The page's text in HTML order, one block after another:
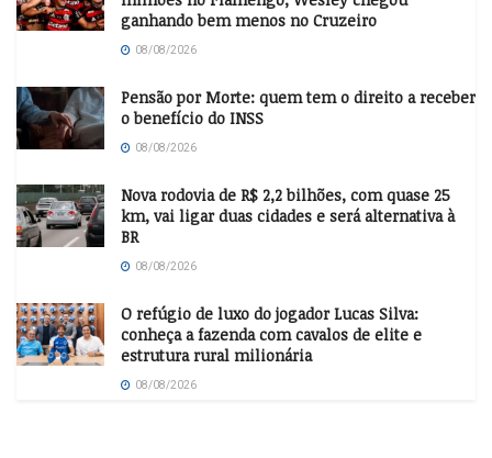
ganhando bem menos no Cruzeiro
08/08/2026
Pensão por Morte: quem tem o direito a receber
o benefício do INSS
08/08/2026
Nova rodovia de R$ 2,2 bilhões, com quase 25
km, vai ligar duas cidades e será alternativa à
BR
08/08/2026
O refúgio de luxo do jogador Lucas Silva:
conheça a fazenda com cavalos de elite e
estrutura rural milionária
08/08/2026